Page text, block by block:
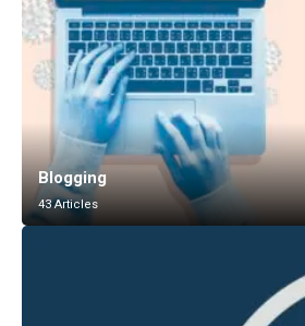
Blogging
43 Articles